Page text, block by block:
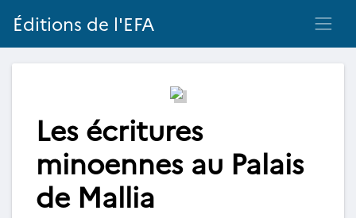
Éditions de l'EFA
Les écritures
minoennes au Palais
de Mallia